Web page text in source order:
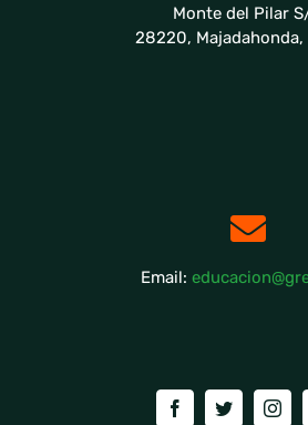
Monte del Pilar
28220, Majadahonda,
Email: